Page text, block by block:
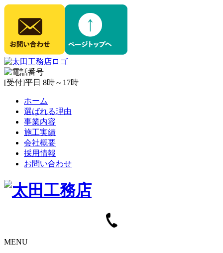
[受付]平日 8時～17時
ホーム
選ばれる理由
事業内容
施工実績
会社概要
採用情報
お問い合わせ
MENU